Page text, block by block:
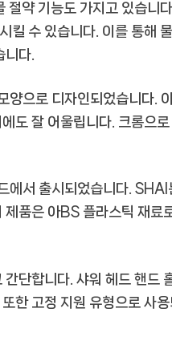
샤
워
300
홀
드,
물
필
터
절약 기능도 가지고 있습니
킬 수 있습니다. 이를 통해
니다.
양으로 디자인되었습니다.
도 잘 어울립니다. 크롬으
에서 출시되었습니다.
제품은 아BS 플라스틱 재료
단합니다. 샤워 헤드 핸드
한 고정 지원 유형으로 사